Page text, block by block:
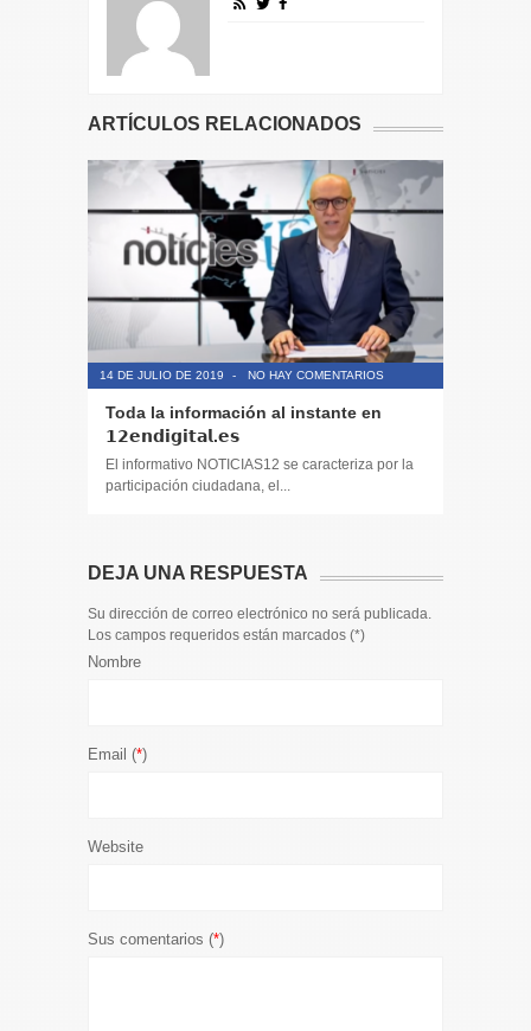
ARTÍCULOS RELACIONADOS
14 DE JULIO DE 2019 - NO HAY COMENTARIOS
Toda la información al instante en
𝟭𝟮𝗲𝗻𝗱𝗶𝗴𝗶𝘁𝗮𝗹.𝗲𝘀
El informativo NOTICIAS12 se caracteriza por la
participación ciudadana, el...
DEJA UNA RESPUESTA
Su dirección de correo electrónico no será publicada.
Los campos requeridos están marcados (*)
Nombre
Email (*)
Website
Sus comentarios (*)